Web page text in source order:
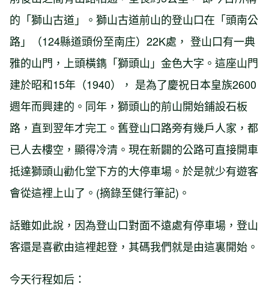
的「獅山古道」。獅山古道前山的登山口在「頭南公
路」（124縣道頭份至南庄）22K處， 登山口有一典
雅的山門，上頭橫鐫「獅頭山」金色大字。這座山門
建於昭和15年（1940）， 是為了慶祝日本皇族2600
週年而興建的。同年，獅頭山的前山開始鋪設石板
路，直到翌年才完工。舊登山口路旁有幾戶人家，都
已人去樓空，顯得冷清。現在新闢的公路可直接開車
抵達獅頭山勸化堂下方的大停車場。於是就少有遊客
會從這裡上山了。(摘錄至健行筆記)。
話雖如此說，因為登山口對面不遠處有停車場，登山
客還是喜歡由這裡起登，其碼我們就是由這裏開始。
今天行程如后：